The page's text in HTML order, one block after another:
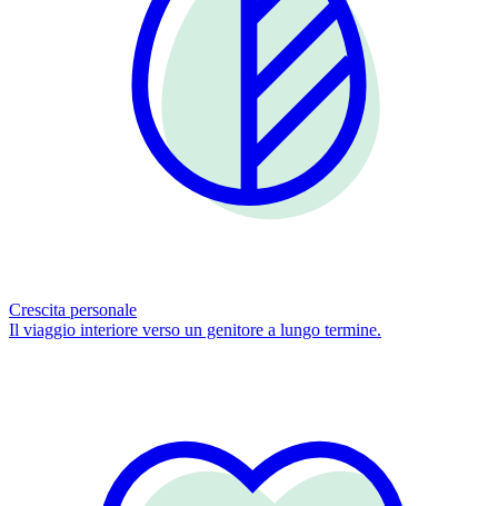
Crescita personale
Il viaggio interiore verso un genitore a lungo termine.